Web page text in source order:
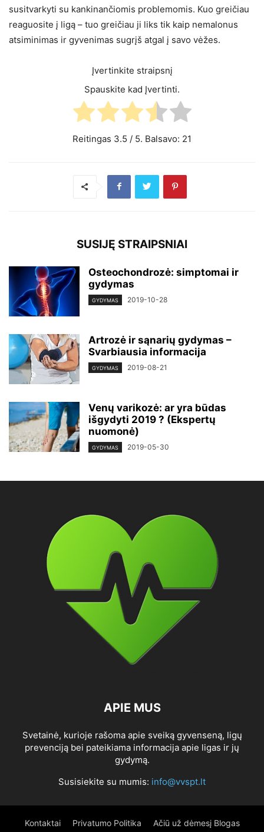
susitvarkyti su kankinančiomis problemomis. Kuo greičiau
reaguosite į ligą – tuo greičiau ji liks tik kaip nemalonus
atsiminimas ir gyvenimas sugrįš atgal į savo vėžes.
Įvertinkite straipsnį
Spauskite kad Įvertinti.
Reitingas 3.5 / 5. Balsavo: 21
SUSIJĘ STRAIPSNIAI
Osteochondrozė: simptomai ir
gydymas
GYDYMAS 2019-10-28
Artrozė ir sąnarių gydymas –
Svarbiausia informacija
GYDYMAS 2019-08-21
Venų varikozė: ar yra būdas
išgydyti 2019 ? (Ekspertų
nuomonė)
GYDYMAS 2019-05-30
APIE MUS
Svetainė, kurioje rašoma apie sveiką gyvenseną, ligų
prevenciją bei pateikiama informacija apie ligas ir jų
gydymą.
Susisiekite su mumis: info@vvspt.lt
Kontaktai Privatumo Politika Ačiū už dėmesį Blogas